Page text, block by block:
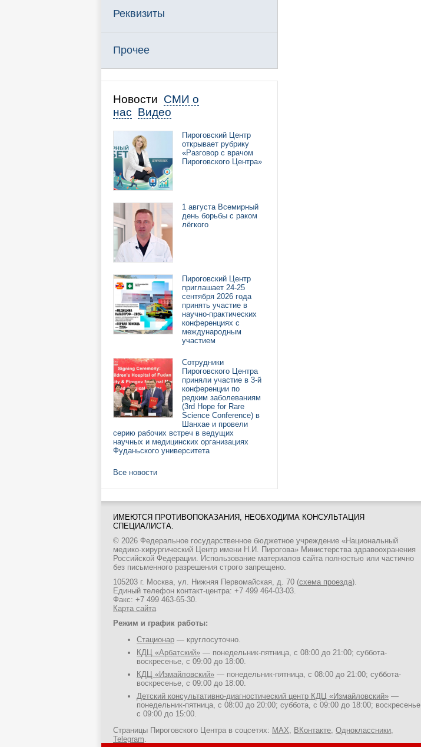
Реквизиты
Прочее
Новости СМИ о
нас Видео
Пироговский Центр
открывает рубрику
«Разговор с врачом
Пироговского Центра»
1 августа Всемирный
день борьбы с раком
лёгкого
Пироговский Центр
приглашает 24-25
сентября 2026 года
принять участие в
научно-практических
конференциях с
международным
участием
Сотрудники
Пироговского Центра
приняли участие в 3-й
конференции по
редким заболеваниям
(3rd Hope for Rare
Science Conference) в
Шанхае и провели
серию рабочих встреч в ведущих
научных и медицинских организациях
Фуданьского университета
Все новости
ИМЕЮТСЯ ПРОТИВОПОКАЗАНИЯ, НЕОБХОДИМА КОНСУЛЬТАЦИЯ
СПЕЦИАЛИСТА.
© 2026 Федеральное государственное бюджетное учреждение «Национальный
медико-хирургический Центр имени Н.И. Пирогова» Министерства здравоохранения
Российской Федерации. Использование материалов сайта полностью или частично
без письменного разрешения строго запрещено.
105203 г. Москва, ул. Нижняя Первомайская, д. 70 (схема проезда).
Единый телефон контакт-центра: +7 499 464-03-03.
Факс: +7 499 463-65-30.
Карта сайта
Режим и график работы:
Стационар — круглосуточно.
КДЦ «Арбатский» — понедельник-пятница, с 08:00 до 21:00; суббота-
воскресенье, с 09:00 до 18:00.
КДЦ «Измайловский» — понедельник-пятница, с 08:00 до 21:00; суббота-
воскресенье, с 09:00 до 18:00.
Детский консультативно-диагностический центр КДЦ «Измайловский» —
понедельник-пятница, с 08:00 до 20:00; суббота, с 09:00 до 18:00; воскресенье,
с 09:00 до 15:00.
Страницы Пироговского Центра в соцсетях: MAX ВКонтакте Одноклассники
Telegram